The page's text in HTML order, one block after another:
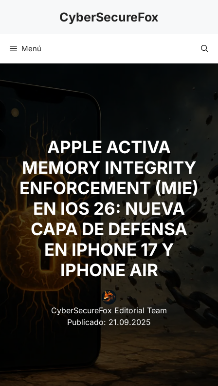
CyberSecureFox
Menú
APPLE ACTIVA
MEMORY INTEGRITY
ENFORCEMENT (MIE)
EN IOS 26: NUEVA
CAPA DE DEFENSA
EN IPHONE 17 Y
IPHONE AIR
CyberSecureFox Editorial Team
Publicado: 21.09.2025